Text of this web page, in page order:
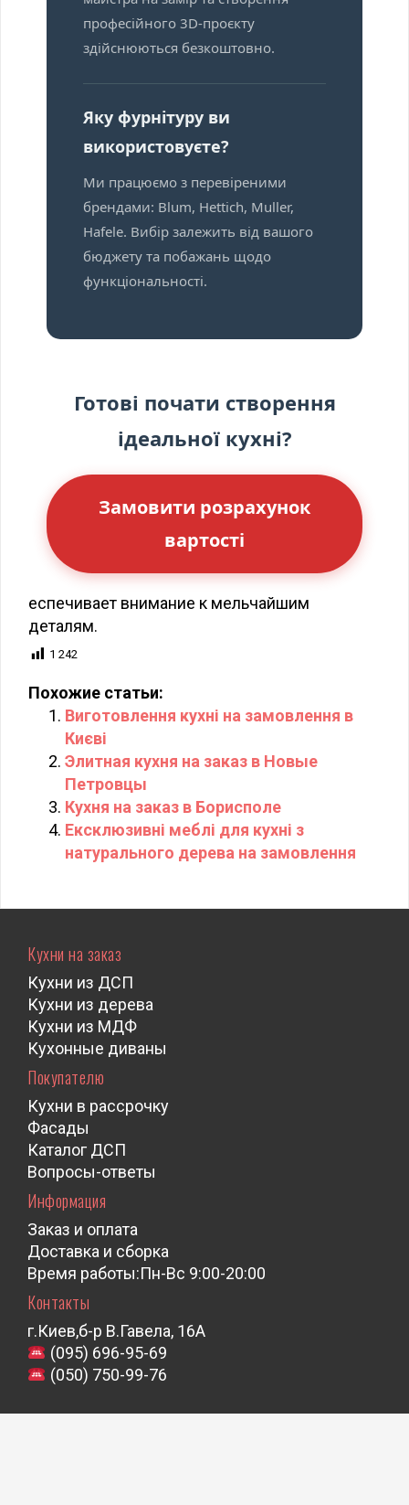
професійного 3D-проєкту
здійснюються безкоштовно.
Яку фурнітуру ви
використовуєте?
Ми працюємо з перевіреними
брендами: Blum, Hettich, Muller,
Hafele. Вибір залежить від вашого
бюджету та побажань щодо
функціональності.
Готові почати створення
ідеальної кухні?
Замовити розрахунок
вартості
еспечивает внимание к мельчайшим
деталям.
1 242
Похожие статьи:
Виготовлення кухні на замовлення в
Києві
Элитная кухня на заказ в Новые
Петровцы
Кухня на заказ в Борисполе
Ексклюзивні меблі для кухні з
натурального дерева на замовлення
Кухни на заказ
Кухни из ДСП
Кухни из дерева
Кухни из МДФ
Кухонные диваны
Покупателю
Кухни в рассрочку
Фасады
Каталог ДСП
Вопросы-ответы
Информация
Заказ и оплата
Доставка и сборка
Время работы:Пн-Вс 9:00-20:00
Контакты
г.Киев,б-р В.Гавела, 16А
(095) 696-95-69
(050) 750-99-76